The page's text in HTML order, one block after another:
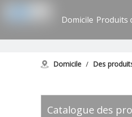
Domicile Produits
Domicile / Des
Catalogue des